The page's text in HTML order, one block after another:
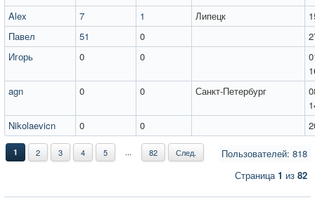
Alex
7 1 Липецк
Павел
51 0
Игорь
0 0
agn
0 0 Санкт-Петербург
Nikolaevicn
0 0
Пользователей: 818
1 2 3 4 5 ... 82 След.
Страница1 из 82